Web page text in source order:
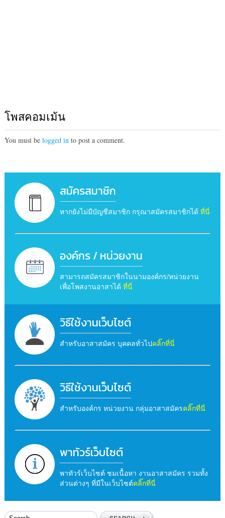
โพสคอมเม้น
You must be logged into post a comment.
สมัครสมาชิก
หากยังไม่มีบัญชีสมาชิก กรุณาสมัครสมาชิกได้ ที่นี่
องค์กร / หน่วยงาน
สามารถสมัครสมาชิกในนามองค์กร/หน่วยงาน
เพื่อโพสงานอาสาได้ ที่นี่
วิธีใช้งานเว็บไซต์
สำหรับอาสาสมัคร บุคคลทั่วไปคลิ๊กที่นี่
วิธีใช้งานเว็บไซต์
สำหรับองค์กร หน่วยงาน กลุ่มอาสาสมัครคลิ๊กที่นี่
พาทัวร์เว็บไซต์
พาทัวร์เว็บไซต์ ชมเนื้อหา งานอาสาสมัคร รวมทั้ง
ส่วนต่างๆ ที่มีในเว็บไซต์คลิ๊กที่นี่